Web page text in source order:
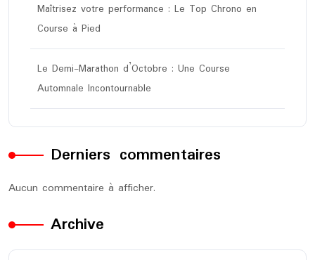
Maîtrisez votre performance : Le Top Chrono en
Course à Pied
Le Demi-Marathon d’Octobre : Une Course
Automnale Incontournable
Derniers commentaires
Aucun commentaire à afficher.
Archive